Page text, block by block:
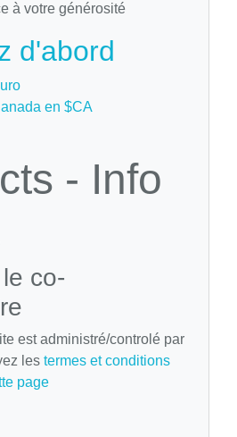
à votre générosité
d'abord
en $CA
- Info
co-
est administré/controlé par
les termes et conditions
page